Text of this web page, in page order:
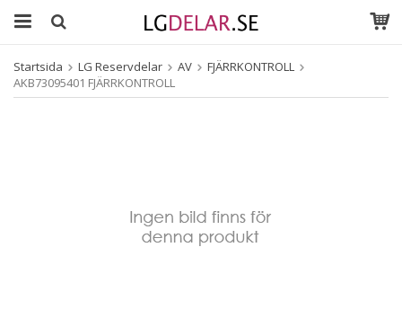
Startsida LG Reservdelar AV
FJÄRRKONTROLL
AKB73095401 FJÄRRKONTROLL